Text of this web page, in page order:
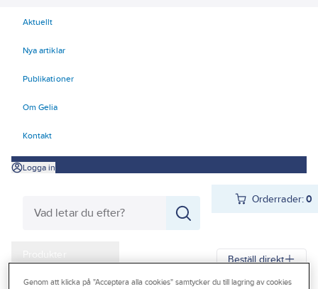
Aktuellt
Nya artiklar
Publikationer
Om Gelia
Kontakt
Logga in
Orderrader:0
Produkter
Kampanjer
Beställ direkt
Genom att klicka på "Acceptera alla cookies" samtycker du till lagring av cookies